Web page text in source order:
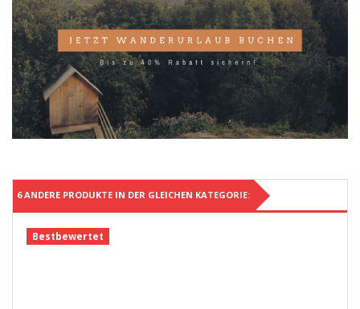
6 ANDERE PRODUKTE IN DER GLEICHEN KATEGORIE:
Bestbewertet